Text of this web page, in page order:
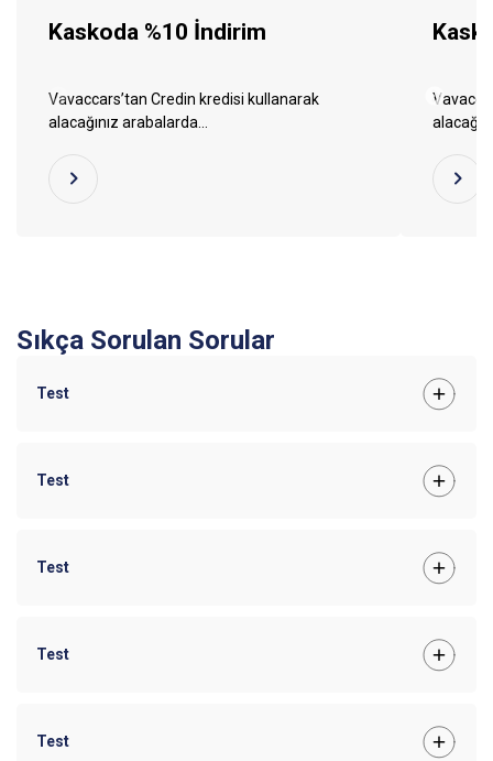
Kaskoda %10 İndirim
Vavaccars’tan Credin kredisi kullanarak
alacağınız arabalarda…
Sıkça Sorulan Sorular
Test
Test
Test
Test
Test